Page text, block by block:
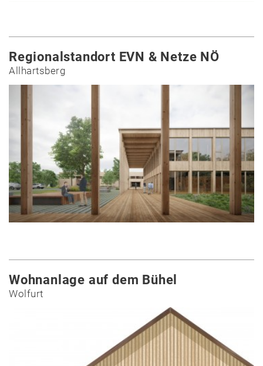
Regionalstandort EVN & Netze NÖ
Allhartsberg
Wohnanlage auf dem Bühel
Wolfurt